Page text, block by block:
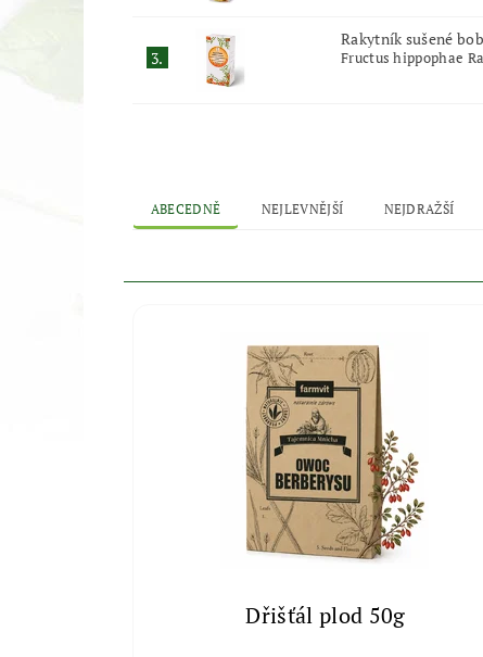
3.
Rakytník sušené
Fructus hippophae
ABECEDNĚ NEJLEVNĚJŠÍ NEJDRAŽŠÍ
Dřišťál plod 50g